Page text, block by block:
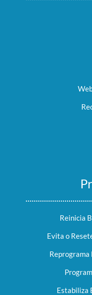
Reinicia
Evita o
Estabiliza